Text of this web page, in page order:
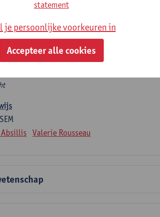
opleidingsonderdeel
tellen mee in de
Absillis Valerie Rousseau
statement
je persoonlijke voorkeuren in
Accepteer alle cookies